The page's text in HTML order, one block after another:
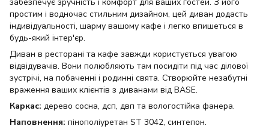
забезпечує зручність і комфорт для ваших гостей. З його
простим і водночас стильним дизайном, цей диван додасть
індивідуальності, шарму вашому кафе і легко впишеться в
будь-який інтер'єр.
Диван в ресторані та кафе завжди користується увагою
відвідувачів. Вони полюбляють там посидіти під час ділової
зустрічі, на побаченні і родинні свята. Створюйте незабутні
враження ваших клієнтів з диванами від BASE.
Каркас: дерево сосна, дсп, двп та вологостійка фанера.
Наповнення: пінополіуретан ST 3042, синтепон.